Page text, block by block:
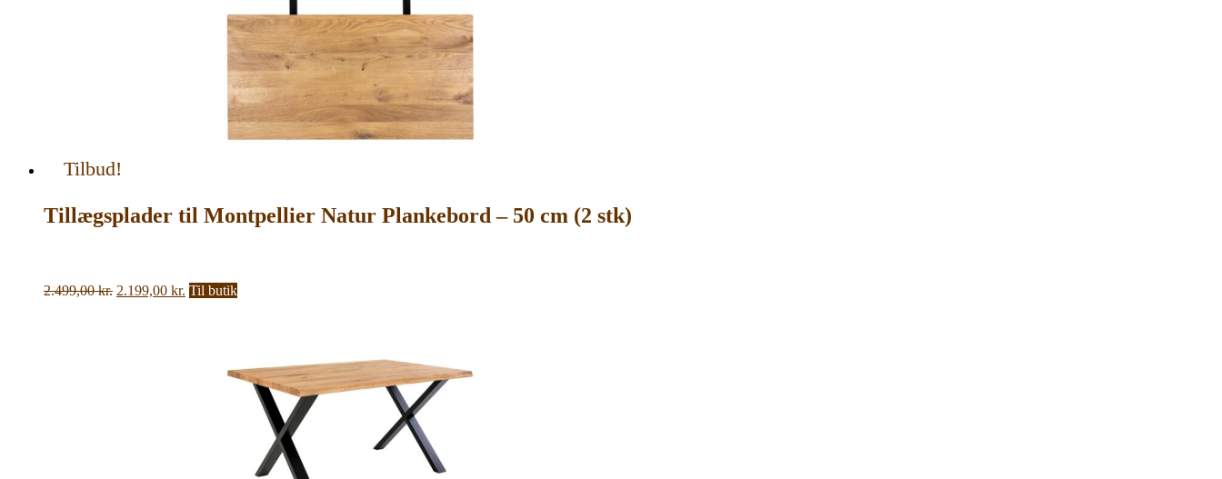
Tilbud!
Tillægsplader til Montpellier Natur Plankebord – 50 cm (2 stk)
2.499,00kr. Den
2.199,00 kr. Den
Til butik